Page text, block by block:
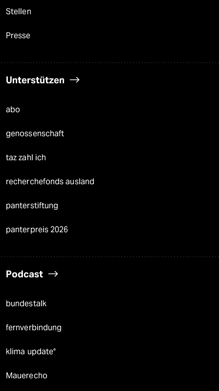
Stellen
Presse
Unterstützen
abo
genossenschaft
taz zahl ich
recherchefonds ausland
panterstiftung
panterpreis 2026
Podcast
bundestalk
fernverbindung
klima update°
Mauerecho